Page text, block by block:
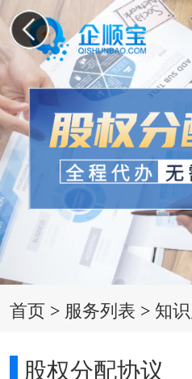
首页 > 服务列表 > 知
股权分配协议